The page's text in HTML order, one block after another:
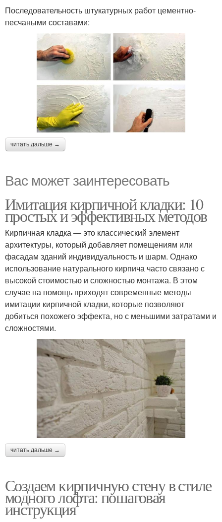
Последовательность штукатурных работ цементно-
песчаными составами:
читать дальше →
Вас может заинтересовать
Имитация кирпичной кладки: 10
простых и эффективных методов
Кирпичная кладка — это классический элемент
архитектуры, который добавляет помещениям или
фасадам зданий индивидуальность и шарм. Однако
использование натурального кирпича часто связано с
высокой стоимостью и сложностью монтажа. В этом
случае на помощь приходят современные методы
имитации кирпичной кладки, которые позволяют
добиться похожего эффекта, но с меньшими затратами и
сложностями.
читать дальше →
Создаем кирпичную стену в стиле
модного лофта: пошаговая
инструкция